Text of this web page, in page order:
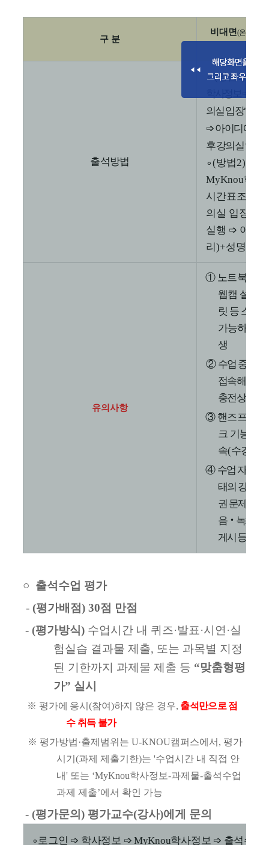
구 분
비대면 (온라인
출석방법
∘ (방법1)로그
의실 입장"
➩아이디에
후 강의실 입장
∘(방법2)
MyKnou학사
시간표조회
의실 입장
실행 ➩ 아이
리)+성명
유의사항
① 노트북 및
웹캠 설치
릿 등 스마
가능하며
생
② 수업 중 접
접속해야만
충전상태는
③ 핸즈프리용
크 기능
속(수강
④ 수업 자료
태의 강의 관
권 문제 소
음‧ 녹화
게시 등의 행
○ 출석수업 평가
- (평가배점) 30점 만점
-(평가방식) 수업시간 내 퀴즈·발표·시연 ·실
험실습 결과물 제출, 또는 과목별 지정
된 기한까지 과제물 제출 등 “맞춤형평
가” 실시
※ 평가에 응시(참여)하지 않은 경우, 출석만으로 점
수 취득 불가
※ 평가방법 ·출제범위는 U-KNOU캠퍼스에서 , 평가
시기 (과제 제출기한)는 '수업시간 내 직접 안
내' 또는 ‘MyKnou학사정보-과제물-출석수업
과제 제출’에서 확인 가능
-(평가문의) 평가교수(강사)에게 문의
∘로그인 ➩ 학사정보 ➩ MyKnou학사정보 ➩ 출석수업